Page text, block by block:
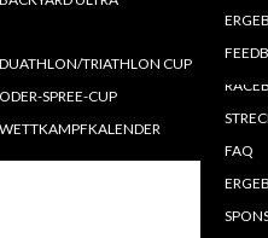
ÖFFENTLICHE DOKUMENTE
FAQ
DUATHLON/TRIATHLON CUP
ODER-SPREE-CUP
WETTKAMPFKALENDER
um nach einer Weblink-ID zu